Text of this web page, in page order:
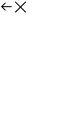
Назад